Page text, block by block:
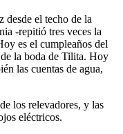
desde el techo de la
-repitió tres veces la
es el cumpleaños del
la boda de Tilita. Hoy
las cuentas de agua,
los relevadores, y las
eléctricos.